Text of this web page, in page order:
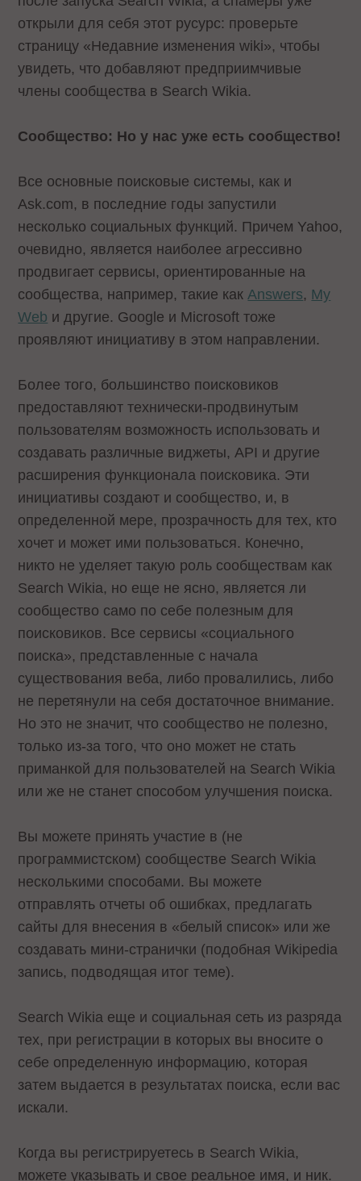
открыли для себя этот русурс: проверьте
страницу «Недавние изменения wiki», чтобы
увидеть, что добавляют предприимчивые
члены сообщества в Search Wikia.
Сообщество: Но у нас уже есть сообщество!
Все основные поисковые системы, как и
Ask.com, в последние годы запустили
несколько социальных функций. Причем Yahoo,
очевидно, является наиболее агрессивно
продвигает сервисы, ориентированные на
сообщества, например, такие какAnswers, My
Web и другие. Google и Microsoft тоже
проявляют инициативу в этом направлении.
Более того, большинство поисковиков
предоставляют технически-продвинутым
пользователям возможность использовать и
создавать различные виджеты, API и другие
расширения функционала поисковика. Эти
инициативы создают и сообщество, и, в
определенной мере, прозрачность для тех, кто
хочет и может ими пользоваться. Конечно,
никто не уделяет такую роль сообществам как
Search Wikia, но еще не ясно, является ли
сообщество само по себе полезным для
поисковиков. Все сервисы «социального
поиска», представленные с начала
существования веба, либо провалились, либо
не перетянули на себя достаточное внимание.
Но это не значит, что сообщество не полезно,
только из-за того, что оно может не стать
приманкой для пользователей на Search Wikia
или же не станет способом улучшения поиска.
Вы можете принять участие в (не
программистском) сообществе Search Wikia
несколькими способами. Вы можете
отправлять отчеты об ошибках, предлагать
сайты для внесения в «белый список» или же
создавать мини-странички (подобная Wikipedia
запись, подводящая итог теме).
Search Wikia еще и социальная сеть из разряда
тех, при регистрации в которых вы вносите о
себе определенную информацию, которая
затем выдается в результатах поиска, если вас
искали.
Когда вы регистрируетесь в Search Wikia,
можете указывать и свое реальное имя, и ник.